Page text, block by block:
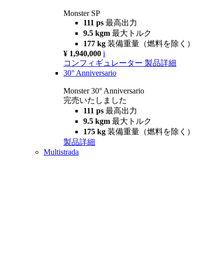
Monster SP
111 ps 最高出力
9.5 kgm 最大トルク
177 kg 装備重量（燃料を除く）
¥ 1,940,000 i
コンフィギュレーター 製品詳細
30° Anniversario
Monster 30° Anniversario
完売いたしました
111 ps 最高出力
9.5 kgm 最大トルク
175 kg 装備重量（燃料を除く）
製品詳細
Multistrada